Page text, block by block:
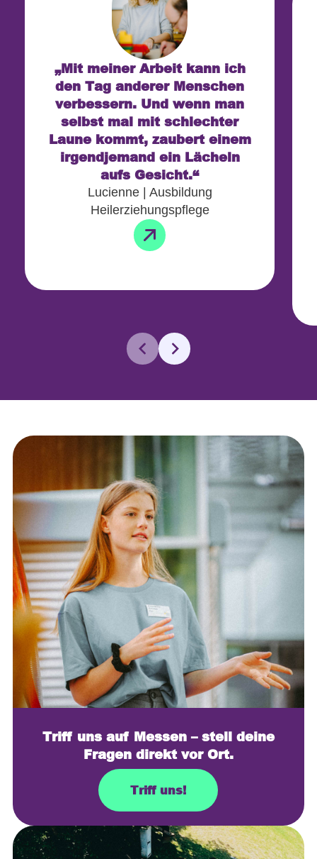
„Mit meiner Arbeit kann ich
den Tag anderer Menschen
verbessern. Und wenn man
selbst mal mit schlechter
Laune kommt, zaubert einem
irgendjemand ein Lächeln
aufs Gesicht.“
Lucienne | Ausbildung
Heilerziehungspflege
Triff uns auf Messen – stell deine
Fragen direkt vor Ort.
Triff uns!